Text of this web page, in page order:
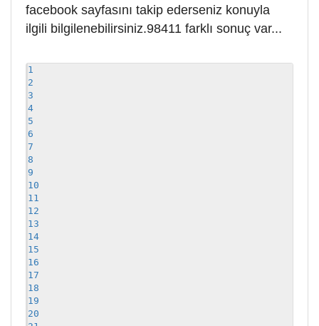
facebook sayfasını takip ederseniz konuyla
ilgili bilgilenebilirsiniz.98411 farklı sonuç var...
1
2
3
4
5
6
7
8
9
10
11
12
13
14
15
16
17
18
19
20